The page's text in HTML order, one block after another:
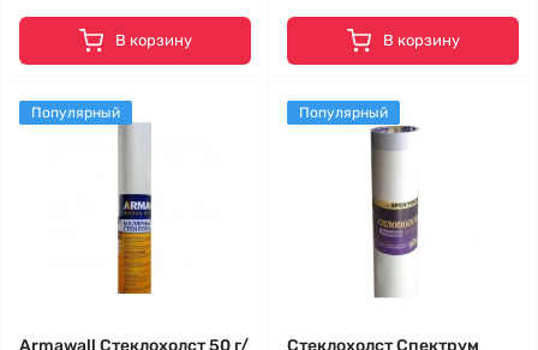
В корзину В корзину
Популярный
Armawall Стеклохолст 50 г/
Популярный
Стеклохолст Спектрум